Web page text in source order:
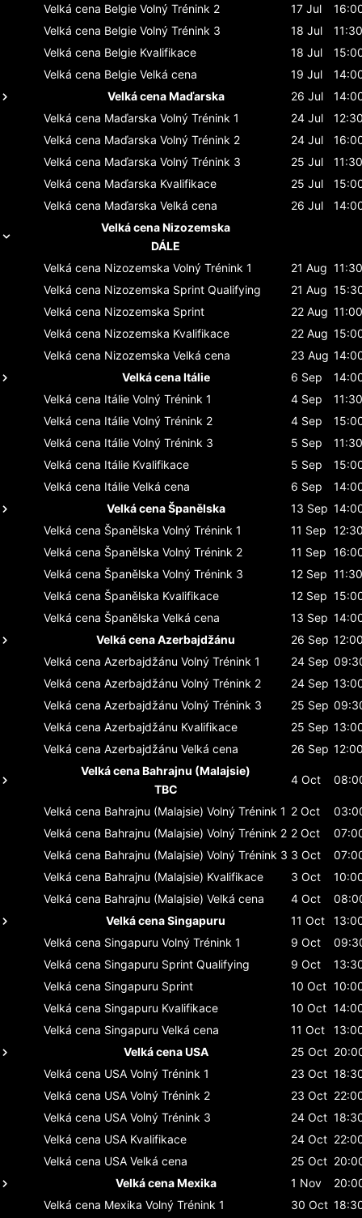
Velká cena Belgie Volný Trénink 2 17 Jul
Velká cena Belgie Volný Trénink 3 18 Jul
11:30
Velká cena Belgie Kvalifikace 18 Jul
Velká cena Belgie Velká cena 19 Jul
Velká cena Maďarska
26 Jul
Velká cena Maďarska Volný Trénink 1 24 Jul
12:30
Velká cena Maďarska Volný Trénink 2 24 Jul
Velká cena Maďarska Volný Trénink 3 25 Jul
11:30
Velká cena Maďarska Kvalifikace 25 Jul
Velká cena Maďarska Velká cena 26 Jul
Velká cena Nizozemska
DÁLE
Velká cena Nizozemska Volný Trénink 1 21 Aug 11:30
Velká cena Nizozemska Sprint Qualifying 21 Aug
Velká cena Nizozemska Sprint 22 Aug 11:00
Velká cena Nizozemska Kvalifikace 22 Aug
Velká cena Nizozemska Velká cena 23 Aug
Velká cena Itálie
6 Sep
Velká cena Itálie Volný Trénink 1 4 Sep
11:30
Velká cena Itálie Volný Trénink 2 4 Sep
Velká cena Itálie Volný Trénink 3 5 Sep
11:30
Velká cena Itálie Kvalifikace 5 Sep
Velká cena Itálie Velká cena 6 Sep
Velká cena Španělska
13 Sep
Velká cena Španělska Volný Trénink 1 11 Sep 12:30
Velká cena Španělska Volný Trénink 2 11 Sep
Velká cena Španělska Volný Trénink 3 12 Sep 11:30
Velká cena Španělska Kvalifikace 12 Sep
Velká cena Španělska Velká cena 13 Sep
Velká cena Azerbajdžánu
26 Sep 12:00
Velká cena Azerbajdžánu Volný Trénink 1 24 Sep
Velká cena Azerbajdžánu Volný Trénink 2 24 Sep
Velká cena Azerbajdžánu Volný Trénink 3 25 Sep
Velká cena Azerbajdžánu Kvalifikace 25 Sep
Velká cena Azerbajdžánu Velká cena 26 Sep 12:00
Velká cena Bahrajnu (Malajsie)
TBC
4 Oct
Velká cena Bahrajnu (Malajsie) Volný Trénink 1 2 Oct
Velká cena Bahrajnu (Malajsie) Volný Trénink 2 2 Oct
Velká cena Bahrajnu (Malajsie) Volný Trénink 3 3 Oct
Velká cena Bahrajnu (Malajsie) Kvalifikace 3 Oct
Velká cena Bahrajnu (Malajsie) Velká cena 4 Oct
Velká cena Singapuru
11 Oct
Velká cena Singapuru Volný Trénink 1 9 Oct
Velká cena Singapuru Sprint Qualifying 9 Oct
Velká cena Singapuru Sprint 10 Oct
Velká cena Singapuru Kvalifikace 10 Oct
Velká cena Singapuru Velká cena 11 Oct
Velká cena USA
25 Oct
Velká cena USA Volný Trénink 1 23 Oct
Velká cena USA Volný Trénink 2 23 Oct
Velká cena USA Volný Trénink 3 24 Oct
Velká cena USA Kvalifikace 24 Oct
Velká cena USA Velká cena 25 Oct
Velká cena Mexika
1 Nov
Velká cena Mexika Volný Trénink 1 30 Oct